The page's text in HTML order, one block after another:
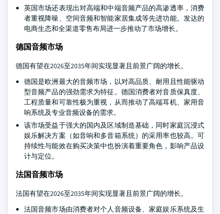
英国市场还表现出对高端和中端音频产品的高渗透率，消费
者重视降噪、空间音频和智能家居集成等先进功能。发达的
电商生态和全渠道零售布局进一步推动了市场增长。
德国音频市场
德国有望在2026至2035年间实现显著且前景广阔的增长。
德国是欧洲最大的音频市场，以对高品质、耐用且性能驱动
型音频产品的强劲需求为特征。德国消费者对音质保真度、
工程质量和可靠性极为重视，从而推动了高端耳机、家用音
响系统及专业音频设备的需求。
该市场受益于强大的国内及区域制造基础，同时家庭沉浸式
娱乐解决方案（如音响和多音箱系统）的采用率也较高。可
持续性与能效在购买决策中也扮演着重要角色，影响产品设
计与定位。
法国音频市场
法国有望在2026至2035年间实现显著且前景广阔的增长。
法国音频市场由消费者对个人音频设备、家庭娱乐系统及生